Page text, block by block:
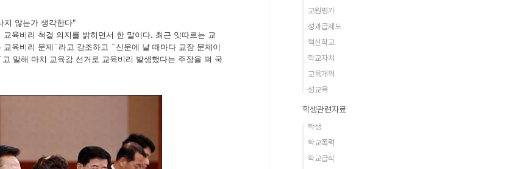
지 않는가 생각한다"
육비리 척결 의지를 밝히면서 한 말이다. 최근 잇따르는 교
육비리 문제¨라고 강조하고 ¨신문에 날 때마다 교장 문제이
말해 마치 교육감 선거로 교육비리 발생했다는 주장을 펴 국
교원평가
성과급제도
혁신학교
학교자치
교육개혁
성교육
학생관련자료
학생
학교폭력
학교급식